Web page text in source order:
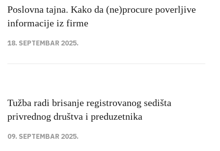
Poslovna tajna. Kako da (ne)procure poverljive
informacije iz firme
18. SEPTEMBAR 2025.
Tužba radi brisanje registrovanog sedišta
privrednog društva i preduzetnika
09. SEPTEMBAR 2025.